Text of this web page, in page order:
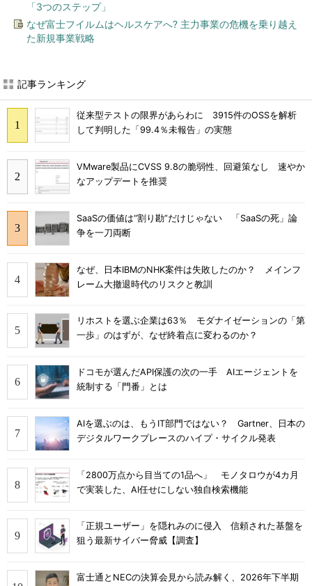
「3つのステップ」
なぜ富士フイルムはヘルスケアへ? 主力事業の危機を乗り越え
た新規事業戦略
記事ランキング
従来型テストの限界があらわに 3915件のOSSを解析
して判明した「99.4％未報告」の実態
VMware製品にCVSS 9.8の脆弱性、回避策なし 速やか
なアップデートを推奨
SaaSの価値は“割り勘”だけじゃない 「SaaSの死」論
争を一刀両断
なぜ、日本IBMのNHK案件は失敗したのか？ メインフ
レーム大撤退時代のリスクと教訓
リホストを選ぶ企業は63％ モダナイゼーションの「第
一歩」のはずが、なぜ終着点に変わるのか？
ドコモが選んだAPI保護の次の一手 AIエージェントを
統制する「門番」とは
AIを選ぶのは、もうIT部門ではない？ Gartner、日本の
デジタルワークプレースのハイプ・サイクル発表
「2800万点から目当ての1品へ」 モノタロウが4カ月
で実装した、AI任せにしない独自検索機能
「正規ユーザー」を隠れみのに侵入 信頼された基盤を
狙う最新サイバー脅威【調査】
富士通とNECの決算会見から読み解く、2026年下半期